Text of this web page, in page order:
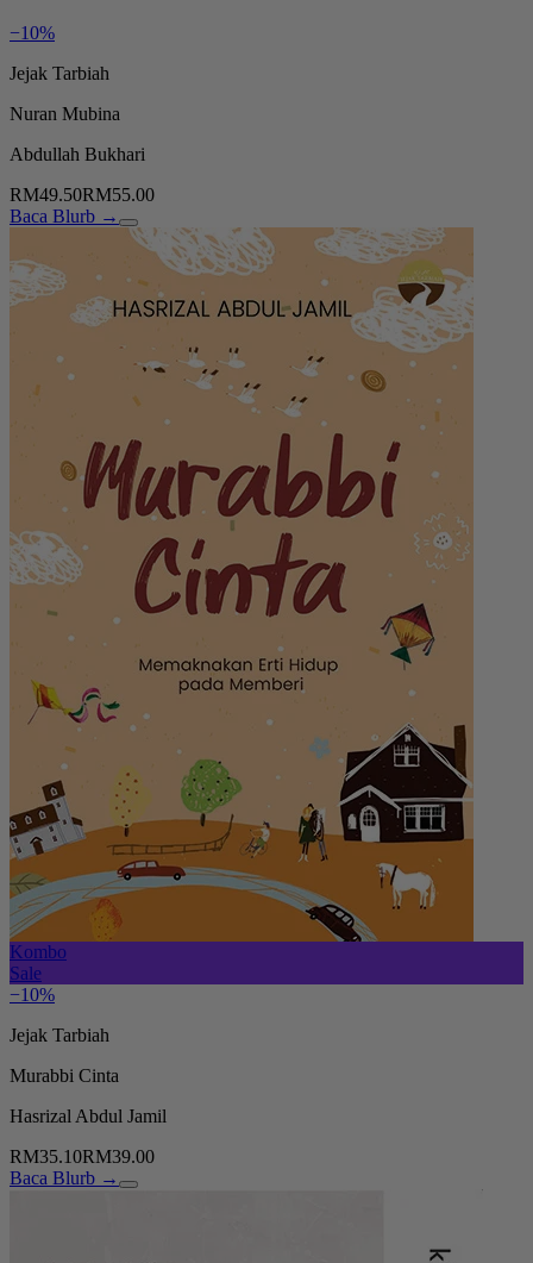
−10%
Jejak Tarbiah
Nuran Mubina
Abdullah Bukhari
RM49.50RM55.00
Baca Blurb →
Kombo
Sale
−10%
Jejak Tarbiah
Murabbi Cinta
Hasrizal Abdul Jamil
RM35.10RM39.00
Baca Blurb →